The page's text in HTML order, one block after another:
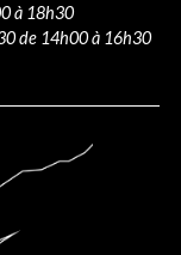
à 18h30
de 14h00 à 16h30